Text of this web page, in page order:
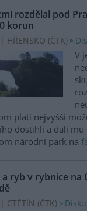
rozdělal pod
korun
HŘENSKO (ČTK)
V
platí nejvyšší
dostihli a dali
národní park na
ryb v rybníce
CTĚTÍN (ČTK)